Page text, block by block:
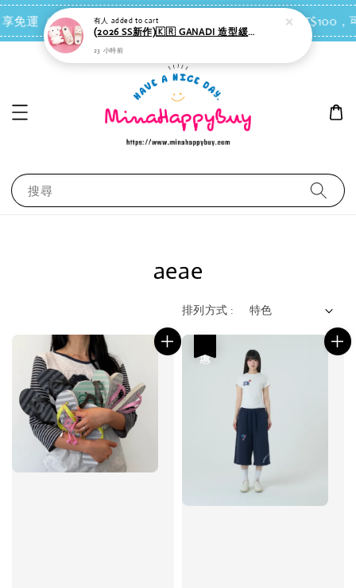
免運（台灣離島地區除外） 會員每消費NT$100，
搜尋
aeae
排列方式 :
有人 added to cart
(2026 SS新作)🇰🇷 GANADI 造型緩衝拖鞋（奶白色）＊室內或戶外皆適合
23 小時前